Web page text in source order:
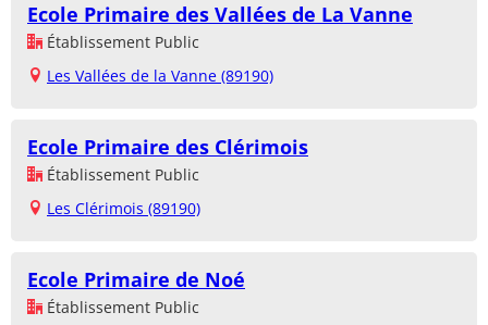
Ecole Primaire des Vallées de La Vanne
Établissement Public
Les Vallées de la Vanne (89190)
Ecole Primaire des Clérimois
Établissement Public
Les Clérimois (89190)
Ecole Primaire de Noé
Établissement Public